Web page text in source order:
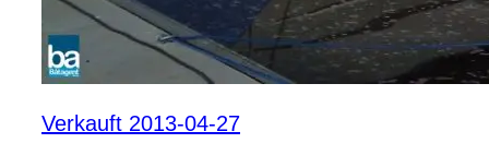
Verkauft 2013-04-27